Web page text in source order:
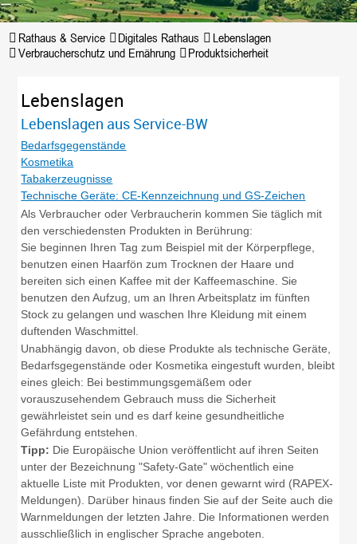
Rathaus & Service Digitales Rathaus
Lebenslagen
Verbraucherschutz und Ernährung
Produktsicherheit
Lebenslagen
Lebenslagen aus Service-BW
Bedarfsgegenstände
Kosmetika
Tabakerzeugnisse
Technische Geräte: CE-Kennzeichnung und GS-Zeichen
Als Verbraucher oder Verbraucherin kommen Sie täglich mit
den verschiedensten Produkten in Berührung:
Sie beginnen Ihren Tag zum Beispiel mit der Körperpflege,
benutzen einen Haarfön zum Trocknen der Haare und
bereiten sich einen Kaffee mit der Kaffeemaschine. Sie
benutzen den Aufzug, um an Ihren Arbeitsplatz im fünften
Stock zu gelangen und waschen Ihre Kleidung mit einem
duftenden Waschmittel.
Unabhängig davon, ob diese Produkte als technische Geräte,
Bedarfsgegenstände oder Kosmetika eingestuft wurden, bleibt
eines gleich: Bei bestimmungsgemäßem oder
vorauszusehendem Gebrauch muss die Sicherheit
gewährleistet sein und es darf keine gesundheitliche
Gefährdung entstehen.
Tipp: Die Europäische Union veröffentlicht auf ihren Seiten
unter der Bezeichnung "Safety-Gate" wöchentlich eine
aktuelle Liste mit Produkten, vor denen gewarnt wird (RAPEX-
Meldungen). Darüber hinaus finden Sie auf der Seite auch die
Warnmeldungen der letzten Jahre. Die Informationen werden
ausschließlich in englischer Sprache angeboten.